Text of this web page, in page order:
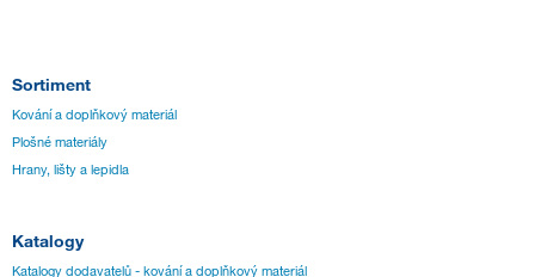
Sortiment
Kování a doplňkový materiál
Plošné materiály
Hrany, lišty a lepidla
Katalogy
Katalogy dodavatelů - kování a doplňkový materiál